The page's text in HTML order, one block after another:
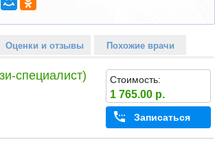
Оценки и отзывы Похожие врачи
специалист) Стоимость:
1 765.00 р.
Записаться